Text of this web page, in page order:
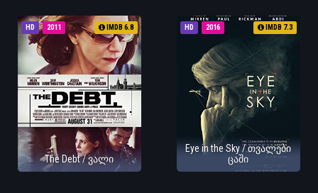
HD 2011 IMDB 6.8
The Debt / ვალი
HD 2016 IMDB 7.3
Eye in the Sky / თვალები
ცაში